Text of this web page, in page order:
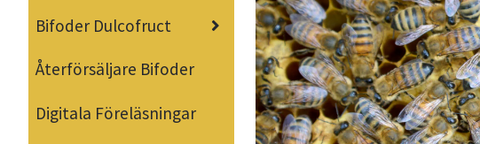
Bifoder Dulcofruct
Återförsäljare Bifoder
Digitala Föreläsningar